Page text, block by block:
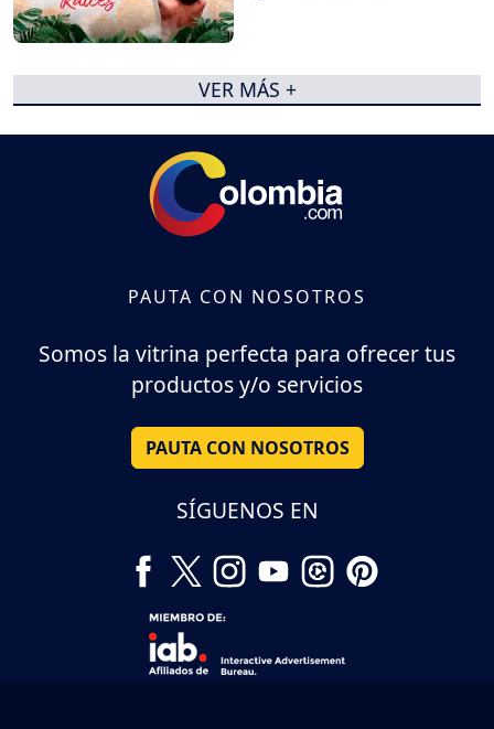
VER MÁS +
PAUTA CON NOSOTROS
Somos la vitrina perfecta para ofrecer tus
productos y/o servicios
PAUTA CON NOSOTROS
SÍGUENOS EN